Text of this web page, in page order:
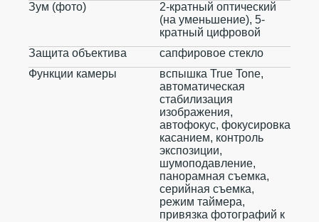
Зум (фото)
2-кратный оптический
(на уменьшение), 5-
кратный цифровой
Защита объектива
сапфировое стекло
Функции камеры
вспышка True Tone,
автоматическая
стабилизация
изображения,
автофокус, фокусировка
касанием, контроль
экспозиции,
шумоподавление,
панорамная съемка,
серийная съемка,
режим таймера,
привязка фотографий к